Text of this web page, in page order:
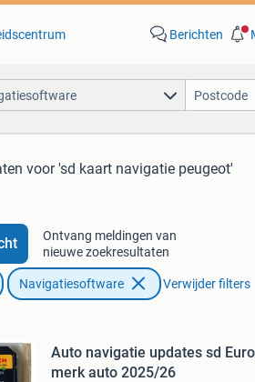
Berichten
voor 'sd kaart navigatie peugeot'
Ontvang meldingen van
nieuwe zoekresultaten
Navigatiesoftware Verwijder filters
Auto navigatie updates sd
merk auto 2025/26